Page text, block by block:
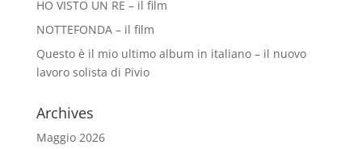
HO VISTO UN RE – il film
NOTTEFONDA – il film
Questo è il mio ultimo album in italiano – il nuovo
lavoro solista di Pivio
Archives
Maggio 2026